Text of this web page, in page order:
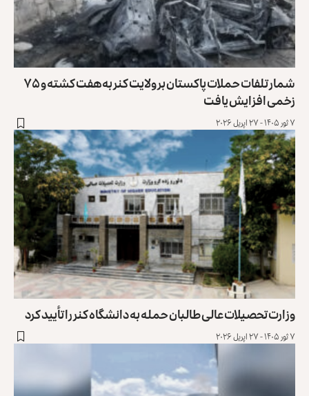
شمار تلفات حملات پاکستان بر ولایت کنر به هفت کشته و ۷۵
زخمی افزایش یافت
۷ ثور ۱۴۰۵ - ۲۷ اپریل ۲۰۲۶
وزارت تحصیلات عالی طالبان حمله به دانشگاه کنر را تأیید کرد
۷ ثور ۱۴۰۵ - ۲۷ اپریل ۲۰۲۶